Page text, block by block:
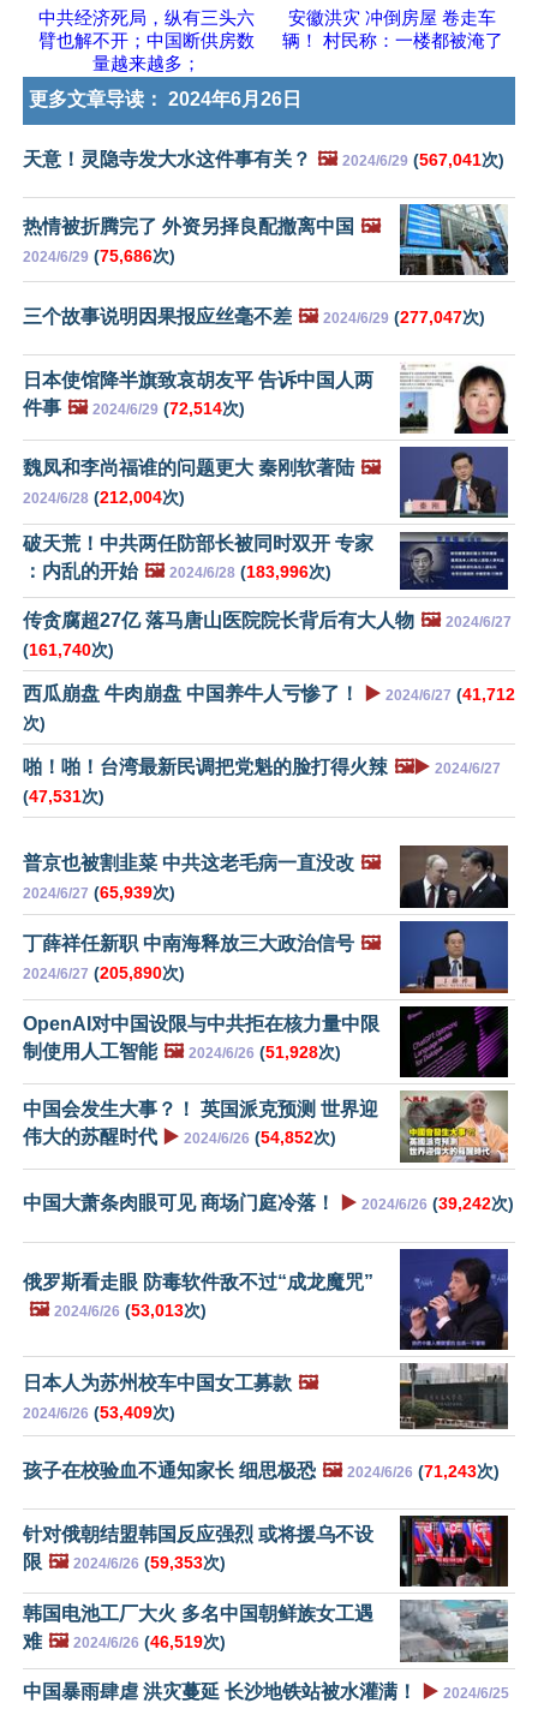
中共经济死局，纵有三头六
臂也解不开；中国断供房数
量越来越多；
安徽洪灾 冲倒房屋 卷走车
辆！ 村民称：一楼都被淹了
更多文章导读： 2024年6月26日
天意！灵隐寺发大水这件事有关？ 🖼️ 2024/6/29 (567,041次)
热情被折腾完了 外资另择良配撤离中国 🖼️
2024/6/29 (75,686次)
三个故事说明因果报应丝毫不差 🖼️ 2024/6/29 (277,047次)
日本使馆降半旗致哀胡友平 告诉中国人两
件事 🖼️ 2024/6/29 (72,514次)
魏凤和李尚福谁的问题更大 秦刚软著陆 🖼️
2024/6/28 (212,004次)
破天荒！中共两任防部长被同时双开 专家
：内乱的开始 🖼️ 2024/6/28 (183,996次)
传贪腐超27亿 落马唐山医院院长背后有大人物 🖼️ 2024/6/27
(161,740次)
西瓜崩盘 牛肉崩盘 中国养牛人亏惨了！ ▶️ 2024/6/27 (41,712
次)
啪！啪！台湾最新民调把党魁的脸打得火辣 🖼️▶️ 2024/6/27
(47,531次)
普京也被割韭菜 中共这老毛病一直没改 🖼️
2024/6/27 (65,939次)
丁薛祥任新职 中南海释放三大政治信号 🖼️
2024/6/27 (205,890次)
OpenAI对中国设限与中共拒在核力量中限
制使用人工智能 🖼️ 2024/6/26 (51,928次)
中国会发生大事？！ 英国派克预测 世界迎
伟大的苏醒时代 ▶️ 2024/6/26 (54,852次)
中国大萧条肉眼可见 商场门庭冷落！ ▶️ 2024/6/26 (39,242次)
俄罗斯看走眼 防毒软件敌不过“成龙魔咒”
🖼️ 2024/6/26 (53,013次)
日本人为苏州校车中国女工募款 🖼️
2024/6/26 (53,409次)
孩子在校验血不通知家长 细思极恐 🖼️ 2024/6/26 (71,243次)
针对俄朝结盟韩国反应强烈 或将援乌不设
限 🖼️ 2024/6/26 (59,353次)
韩国电池工厂大火 多名中国朝鲜族女工遇
难 🖼️ 2024/6/26 (46,519次)
中国暴雨肆虐 洪灾蔓延 长沙地铁站被水灌满！ ▶️ 2024/6/25